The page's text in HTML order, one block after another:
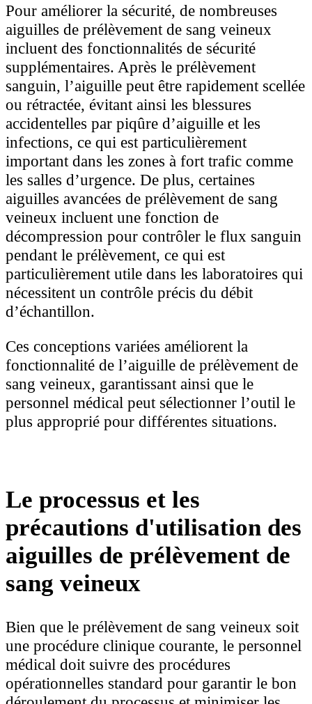
Pour améliorer la sécurité, de nombreuses
aiguilles de prélèvement de sang veineux
incluent des fonctionnalités de sécurité
supplémentaires. Après le prélèvement
sanguin, l’aiguille peut être rapidement scellée
ou rétractée, évitant ainsi les blessures
accidentelles par piqûre d’aiguille et les
infections, ce qui est particulièrement
important dans les zones à fort trafic comme
les salles d’urgence. De plus, certaines
aiguilles avancées de prélèvement de sang
veineux incluent une fonction de
décompression pour contrôler le flux sanguin
pendant le prélèvement, ce qui est
particulièrement utile dans les laboratoires qui
nécessitent un contrôle précis du débit
d’échantillon.
Ces conceptions variées améliorent la
fonctionnalité de l’aiguille de prélèvement de
sang veineux, garantissant ainsi que le
personnel médical peut sélectionner l’outil le
plus approprié pour différentes situations.
Le processus et les
précautions d'utilisation des
aiguilles de prélèvement de
sang veineux
Bien que le prélèvement de sang veineux soit
une procédure clinique courante, le personnel
médical doit suivre des procédures
opérationnelles standard pour garantir le bon